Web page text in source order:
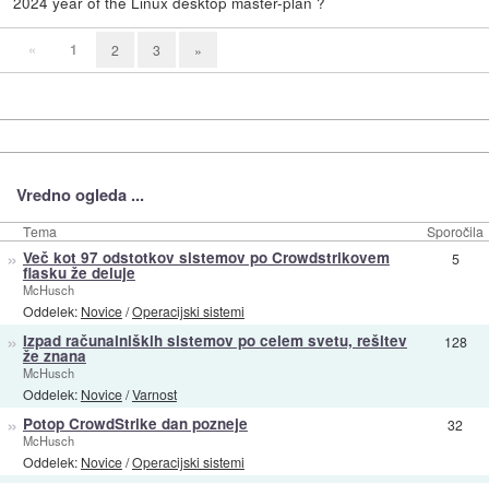
« 1 2 3 »
Vredno ogleda ...
Tema Sporočila
» Več kot 97 odstotkov sistemov po Crowdstrikovem
fiasku že deluje
McHusch
Oddelek: Novice/Operacijski sistemi
5
» Izpad računalniških sistemov po celem svetu, rešitev
že znana
McHusch
Oddelek: Novice/Varnost
128
» Potop CrowdStrike dan pozneje
McHusch
Oddelek: Novice/Operacijski sistemi
32